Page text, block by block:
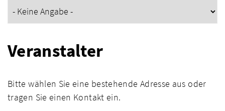
Veranstalter
Bitte wählen Sie eine bestehende Adresse aus oder
tragen Sie einen Kontakt ein.